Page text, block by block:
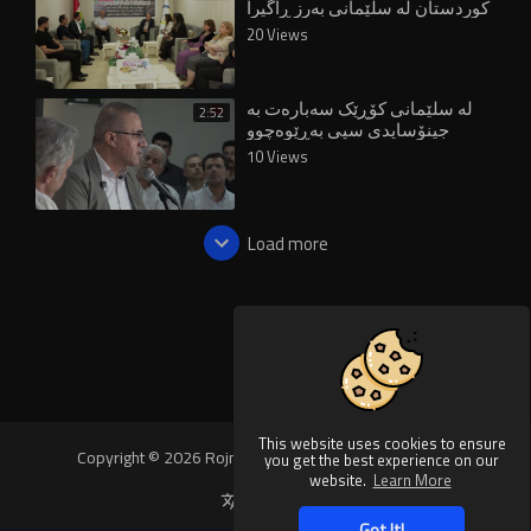
This website uses cookies to ensure
you get the best experience on our
website. Learn More
کوردستان لە سلێمانی بەرز ڕاگیرا
20 Views
2:52 لە سلێمانی کۆڕێک سەبارەت بە
جینۆسایدی سپی بەڕێوەچوو
10 Views
Load more
Copyright © 2026 Rojnews Video. All rights reserved.
Language